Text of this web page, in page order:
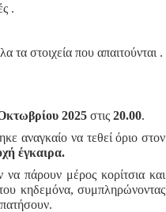
.
τα στοιχεία που απαιτούνται .
2025 στις 20.00.
αναγκαίο να τεθεί όριο στον
έγκαιρα.
πάρουν μέρος κορίτσια και
κηδεμόνα, συμπληρώνοντας